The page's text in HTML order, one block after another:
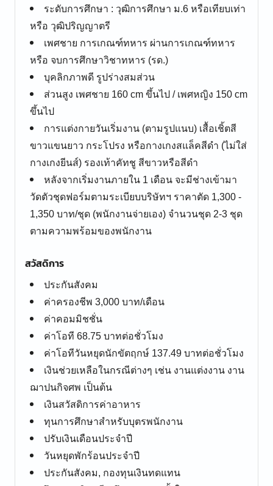
ระดับการศึกษา : วุฒิการศึกษา ม.6 หรือเทียบเท่า
หรือ วุฒิปริญญาตรี
เพศชาย การเกณฑ์ทหาร ผ่านการเกณฑ์ทหาร
หรือ จบการศึกษาวิชาทหาร (รด.)
บุคลิกภาพดี รูปร่างสมส่วน
ส่วนสูง เพศชาย 160 cm ขึ้นไป / เพศหญิง 150 cm
ขึ้นไป
การแต่งกายวันเริ่มงาน (ตามรูปแนบ) เสื้อเชิ้ตสี
ขาวแขนยาว กระโปรง หรือกางเกงสแล็คสีดำ (ไม่ใส่
กางเกงยีนส์) รองเท้าคัทชู สีขาวหรือสีดำ
หลังจากเริ่มงานภายใน 1 เดือน จะมีช่างเข้ามา
วัดตัวชุดฟอร์มตามระเบียบบริษัทฯ ราคาตัด 1,300 -
1,350 บาท/ชุด (พนักงานจ่ายเอง) จำนวนชุด 2-3 ชุด
ตามความพร้อมของพนักงาน
สวัสดิการ
ประกันสังคม
ค่าครองชีพ 3,000 บาท/เดือน
ค่าคอมมิชชั่น
ค่าโอที 68.75 บาทต่อชั่วโมง
ค่าโอทีวันหยุดนักขัตฤกษ์ 137.49 บาทต่อชั่วโมง
เงินช่วยเหลือในกรณีต่างๆ เช่น งานแต่งงาน งาน
ฌาปนกิจศพ เป็นต้น
เงินสวัสดิการค่าอาหาร
ทุนการศึกษาสำหรับบุตรพนักงาน
ปรับเงินเดือนประจำปี
วันหยุดพักร้อนประจำปี
ประกันสังคม, กองทุนเงินทดแทน